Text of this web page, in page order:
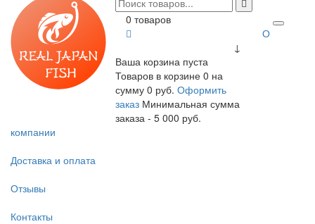
0 товаров
↓
Ваша корзина пуста
Товаров в корзине0 на
сумму0 руб. Оформить
заказ Минимальная сумма
заказа - 5 000 руб.
О
компании
Доставка и оплата
Отзывы
Контакты